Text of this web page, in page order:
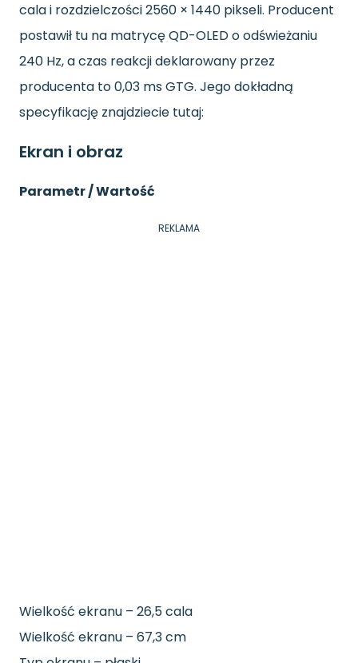
cala i rozdzielczości 2560 × 1440 pikseli. Producent
postawił tu na matrycę QD-OLED o odświeżaniu
240 Hz, a czas reakcji deklarowany przez
producenta to 0,03 ms GTG. Jego dokładną
specyfikację znajdziecie tutaj:
Ekran i obraz
Parametr / Wartość
REKLAMA
Wielkość ekranu – 26,5 cala
Wielkość ekranu – 67,3 cm